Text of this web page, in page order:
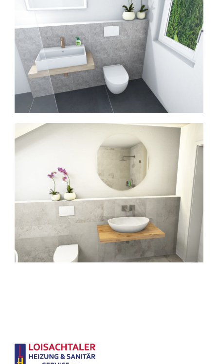
Modernes Bad mit Dusche,
Badewanne & WC
6 m² - 11 m² Bad-Planung Bäder